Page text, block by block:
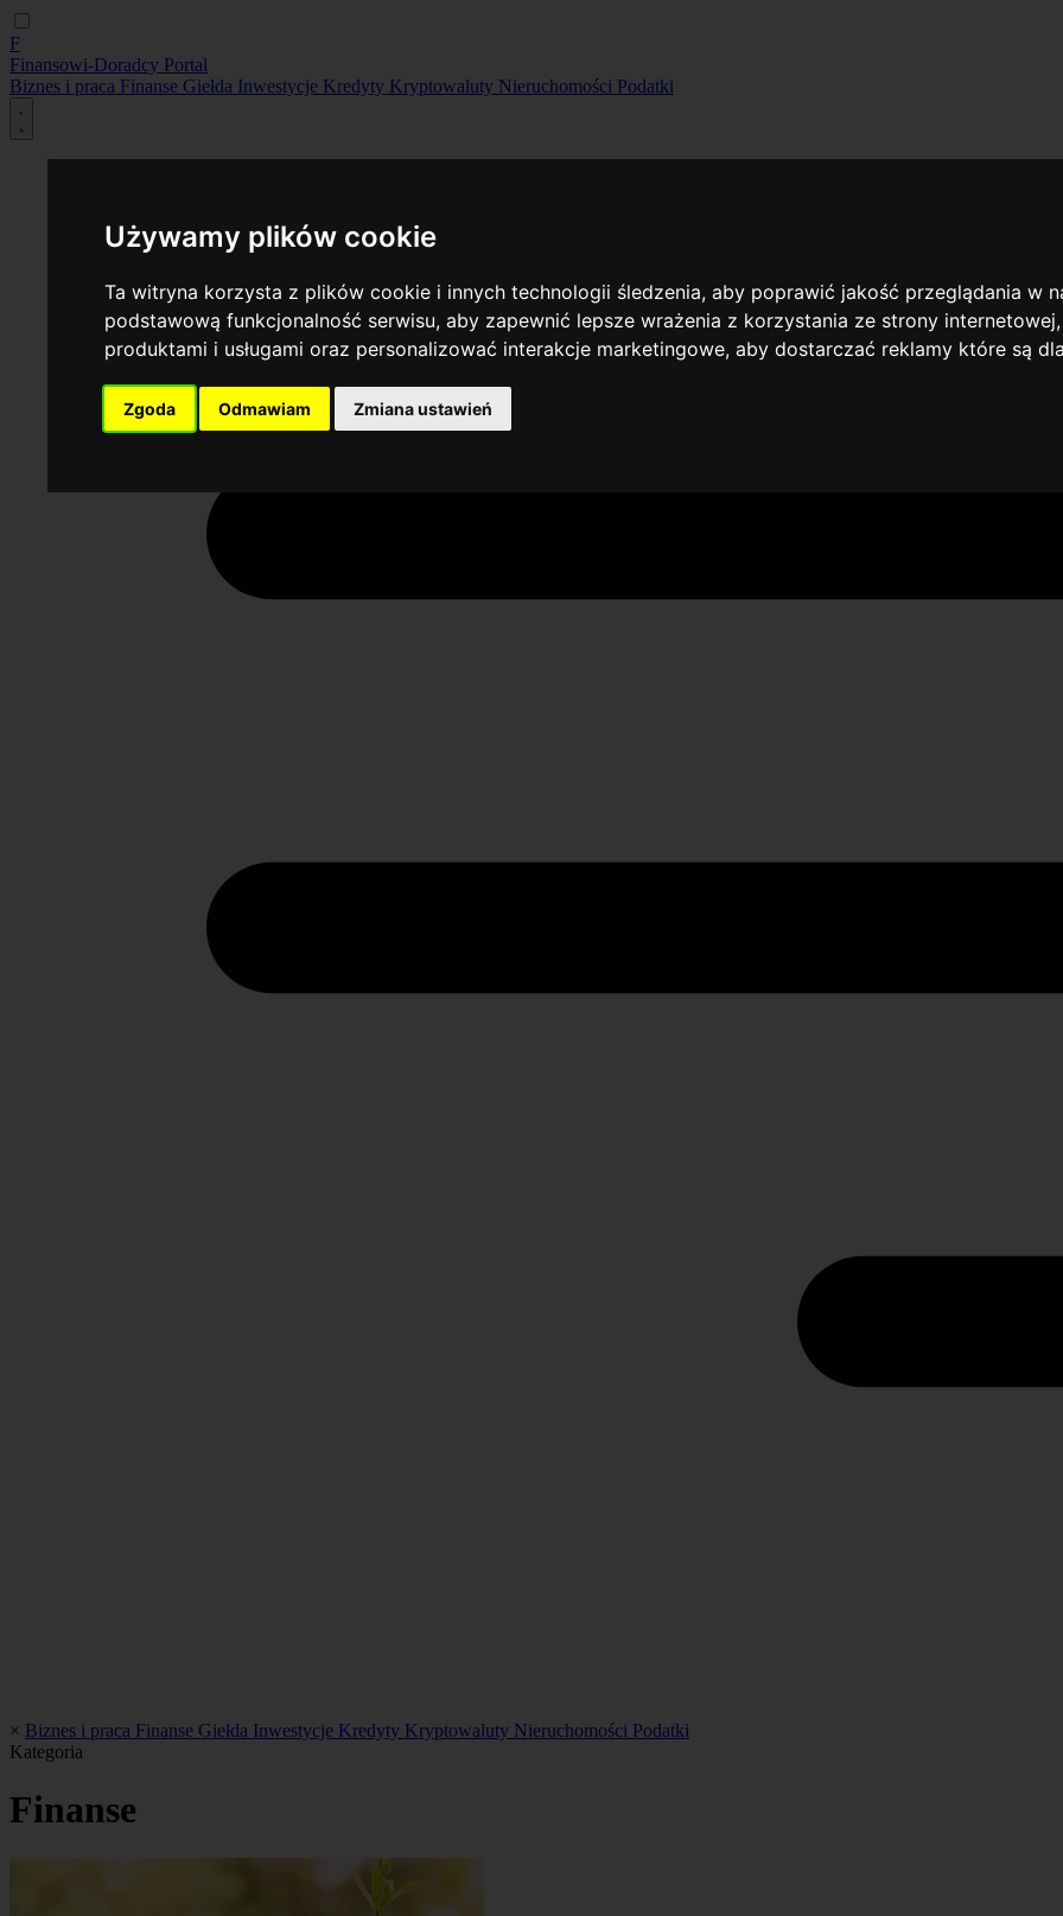
Używamy plików cookie
Ta witryna korzysta z plików cookie i innych technologii śledzenia, aby poprawić jakość przeglądania w
podstawową funkcjonalność serwisu,aby zapewnić lepsze wrażenia z korzystania ze strony internetowej
produktami i usługami oraz personalizować interakcje marketingowe,aby dostarczać reklamy które są
Zgoda Odmawiam Zmiana ustawień
F
Finansowi-Doradcy Portal
Biznes i praca Finanse Giełda Inwestycje Kredyty Kryptowaluty Nieruchomości Podatki
× Biznes i praca Finanse Giełda Inwestycje Kredyty Kryptowaluty Nieruchomości Podatki
Kategoria
Finanse